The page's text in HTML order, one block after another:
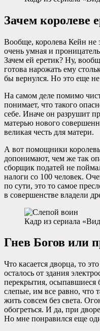
Зачем королеве
Вообще, королева Кейн не
очень умная и
Зачем ей еретик? Ну,
готова нарожать ему
бы вернулся. Но это еще не
На самом деле помимо
понимает, что такого
себе. Иначе он разрушит
матерью нового
великая честь для матери.
А вот помощники
допонимают, чем же так
сборщик податей не
налоги со 100 человек.
по сути, это то самое
в совершенстве владели
Кадр из сериала
Гнев Богов или
Что касается дворца, то
осталось от здания
перекрытия,
слепые, им все равно, что
жить совсем без света.
обогреться. И да, при
Но мне понравился еще